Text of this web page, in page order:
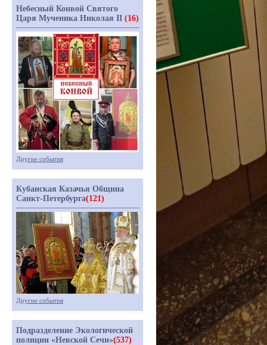
Небесный Конвой Святого
Царя Мученика Николая II (16)
Другие события
Кубанская Казачья Община
Санкт-Петербурга(121)
Другие события
Подразделение Экологической
полиции «Невской Сечи»(537)